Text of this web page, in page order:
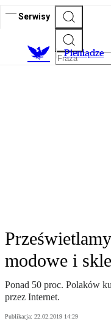
Serwisy
Pieniądze
modowe i
Ponad 50 proc. Polaków
przez Internet.
Publikacja: 22.02.2019 14:29